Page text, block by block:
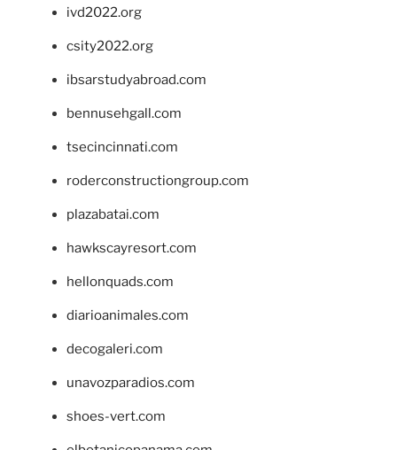
ivd2022.org
csity2022.org
ibsarstudyabroad.com
bennusehgall.com
tsecincinnati.com
roderconstructiongroup.com
plazabatai.com
hawkscayresort.com
hellonquads.com
diarioanimales.com
decogaleri.com
unavozparadios.com
shoes-vert.com